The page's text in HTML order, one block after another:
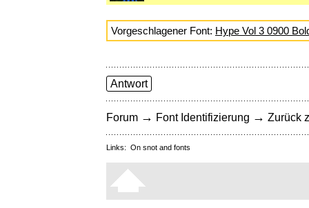
Vorgeschlagener Font: Hype Vol 3 0900
Antwort
Forum → Font Identifizierung → Zurück
Links: On snot and fonts